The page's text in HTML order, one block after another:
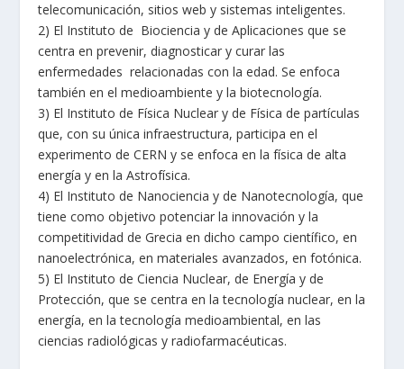
telecomunicación, sitios web y sistemas inteligentes.
2) El Instituto de Biociencia y de Aplicaciones que se
centra en prevenir, diagnosticar y curar las
enfermedades relacionadas con la edad. Se enfoca
también en el medioambiente y la biotecnología.
3) El Instituto de Física Nuclear y de Física de partículas
que, con su única infraestructura, participa en el
experimento de CERN y se enfoca en la física de alta
energía y en la Astrofísica.
4) El Instituto de Nanociencia y de Nanotecnología, que
tiene como objetivo potenciar la innovación y la
competitividad de Grecia en dicho campo científico, en
nanoelectrónica, en materiales avanzados, en fotónica.
5) El Instituto de Ciencia Nuclear, de Energía y de
Protección, que se centra en la tecnología nuclear, en la
energía, en la tecnología medioambiental, en las
ciencias radiológicas y radiofarmacéuticas.